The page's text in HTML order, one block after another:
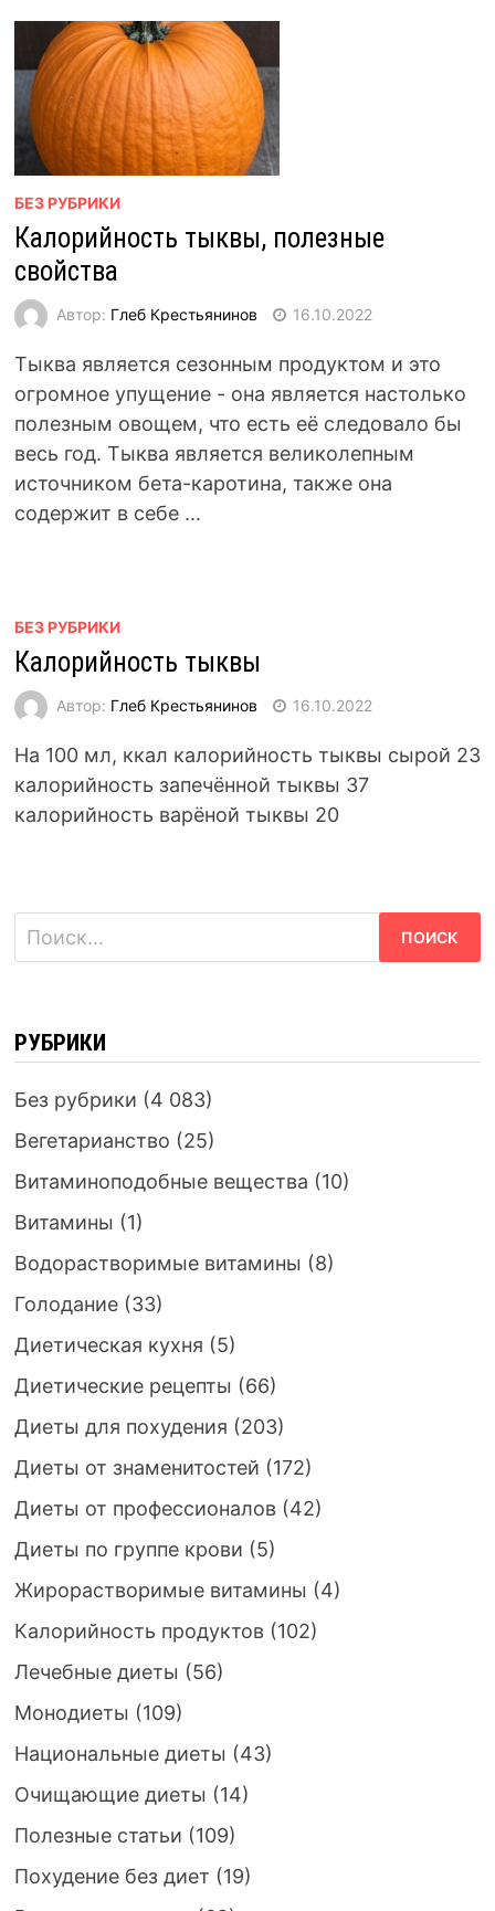
БЕЗ РУБРИКИ
Калорийность тыквы, полезные
свойства
Автор: Глеб Крестьянинов 16.10.2022
Тыква является сезонным продуктом и это
огромное упущение - она является настолько
полезным овощем, что есть её следовало бы
весь год. Тыква является великолепным
источником бета-каротина, также она
содержит в себе ...
БЕЗ РУБРИКИ
Калорийность тыквы
Автор: Глеб Крестьянинов 16.10.2022
На 100 мл, ккал калорийность тыквы сырой 23
калорийность запечённой тыквы 37
калорийность варёной тыквы 20
Найти:
РУБРИКИ
Без рубрики (4 083)
Вегетарианство (25)
Витаминоподобные вещества (10)
Витамины (1)
Водорастворимые витамины (8)
Голодание(33)
Диетическая кухня (5)
Диетические рецепты (66)
Диеты для похудения (203)
Диеты от знаменитостей (172)
Диеты от профессионалов(42)
Диеты по группе крови (5)
Жирорастворимые витамины (4)
Калорийность продуктов(102)
Лечебные диеты (56)
Монодиеты (109)
Национальные диеты (43)
Очищающие диеты (14)
Полезные статьи (109)
Похудение без диет (19)